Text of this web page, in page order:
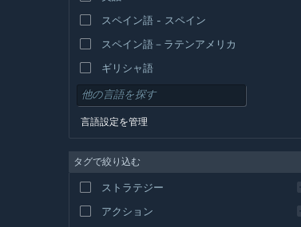
スペイン語 - スペイン
スペイン語－ラテンアメリカ
ギリシャ語
言語設定を管理
タグで絞り込む
ストラテジー
アクション